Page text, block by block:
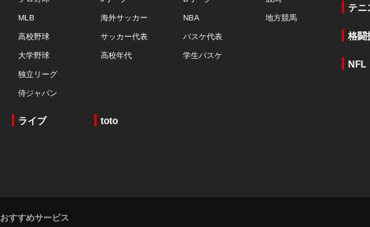
MLB
高校野球
大学野球
独立リーグ
侍ジャパン
海外サッカー
サッカー代表
高校年代
NBA
バスケ代表
学生バスケ
地方競馬
テニ
格闘
NFL
ライブ toto
おすすめサービス